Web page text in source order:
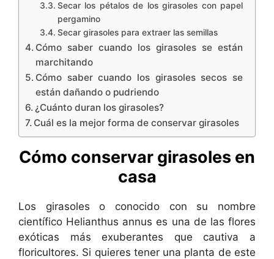
Secar los pétalos de los girasoles con papel
pergamino
Secar girasoles para extraer las semillas
Cómo saber cuando los girasoles se están
marchitando
Cómo saber cuando los girasoles secos se
están dañando o pudriendo
¿Cuánto duran los girasoles?
Cuál es la mejor forma de conservar girasoles
Cómo conservar girasoles en
casa
Los girasoles o conocido con su nombre
científico Helianthus annus es una de las flores
exóticas más exuberantes que cautiva a
floricultores. Si quieres tener una planta de este